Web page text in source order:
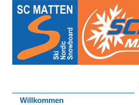
Willkommen